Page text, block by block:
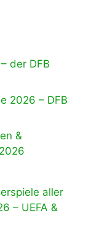
der DFB
2026 – DFB
&
aller
– UEFA &